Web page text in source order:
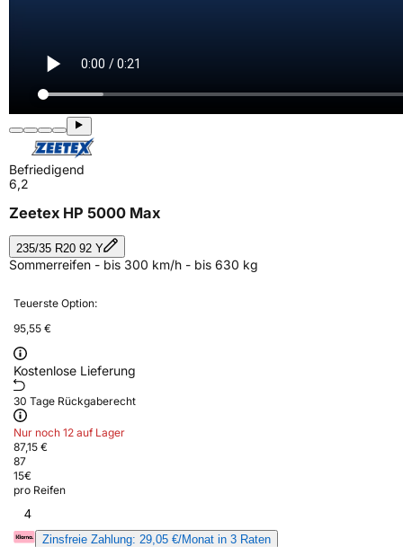
Befriedigend
6,2
Zeetex HP 5000 Max
235/35 R20 92 Y
Sommerreifen - bis 300 km/h - bis 630 kg
Teuerste Option:
95,55 €
Kostenlose Lieferung
30 Tage Rückgaberecht
Nur noch 12 auf Lager
87,15 €
87
15€
pro Reifen
4
Zinsfreie Zahlung: 29,05 €/Monat in 3 Raten